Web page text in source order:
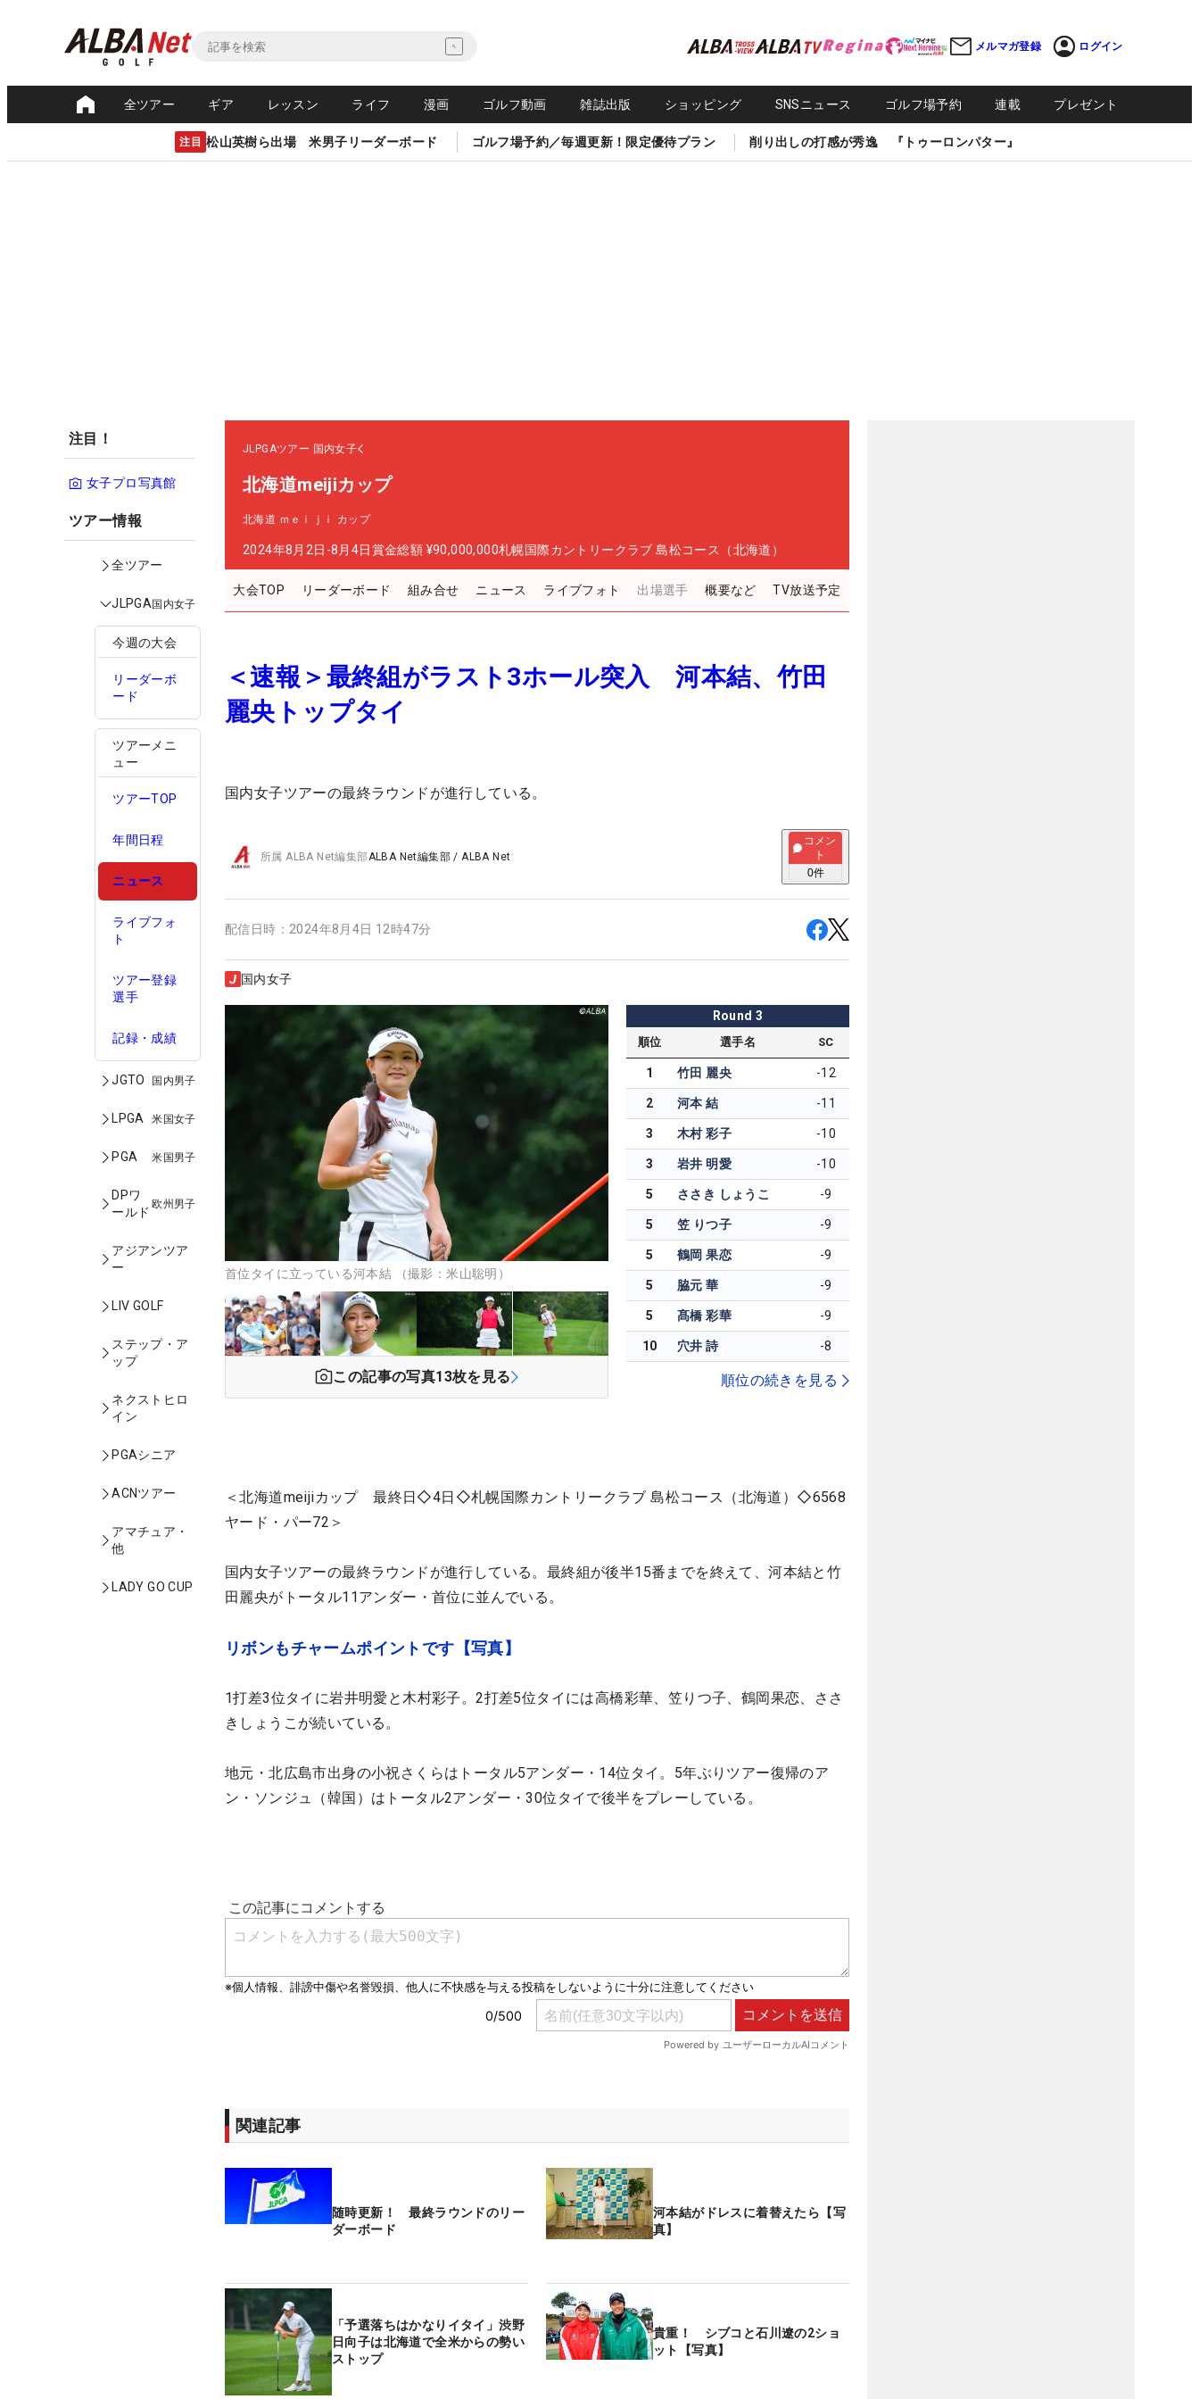
メルマガ登録 ログイン
全ツアー ギア レッスン ライフ 漫画 ゴルフ動画 雑誌出版 ショッピング SNSニュース ゴルフ場予約 連載 プレゼント
注目 松山英樹ら出場 米男子リーダーボード ゴルフ場予約／毎週更新！限定優待プラン 削り出しの打感が秀逸 『トゥーロンパター』
注目！
女子プロ写真館
ツアー情報
全ツアー
JLPGA国内女子
今週の大会
リーダーボ
ード
ツアーメニ
ュー
ツアーTOP
年間日程
ニュース
ライブフォ
ト
ツアー登録
選手
記録・成績
JGTO 国内男子
LPGA 米国女子
PGA 米国男子
DPワ
ールド
欧州男子
アジアンツア
ー
LIV GOLF
ステップ・ア
ップ
ネクストヒロ
イン
PGAシニア
ACNツアー
アマチュア・
他
LADY GO CUP
JLPGAツアー 国内女子
北海道meijiカップ
北海道 ｍｅｉｊｉ カップ
2024年8月2日-8月4日賞金総額 ¥90,000,000札幌国際カントリークラブ 島松コース（北海道）
大会TOP リーダーボード 組み合せ ニュース ライブフォト 出場選手 概要など TV放送予定
＜速報＞最終組がラスト3ホール突入 河本結、竹田
麗央トップタイ
国内女子ツアーの最終ラウンドが進行している。
所属ALBA Net編集部ALBA Net編集部 /ALBA Net
コメン
ト
0件
配信日時： 2024年8月4日 12時47分
国内女子
首位タイに立っている河本結 （撮影：米山聡明）
この記事の写真13枚を見る
Round 3
順位 選手名 SC
1 竹田 麗央 -12
2 河本 結 -11
3 木村 彩子 -10
3 岩井 明愛 -10
5 ささき しょうこ -9
5 笠 りつ子 -9
5 鶴岡 果恋 -9
5 脇元 華 -9
5 髙橋 彩華 -9
10 穴井 詩 -8
順位の続きを見る
＜北海道meijiカップ 最終日◇4日◇札幌国際カントリークラブ 島松コース（北海道）◇6568
ヤード・パー72＞
国内女子ツアーの最終ラウンドが進行している。最終組が後半15番までを終えて、河本結と竹
田麗央がトータル11アンダー・首位に並んでいる。
リボンもチャームポイントです【写真】
1打差3位タイに岩井明愛と木村彩子。2打差5位タイには高橋彩華、笠りつ子、鶴岡果恋、ささ
きしょうこが続いている。
地元・北広島市出身の小祝さくらはトータル5アンダー・14位タイ。5年ぶりツアー復帰のア
ン・ソンジュ（韓国）はトータル2アンダー・30位タイで後半をプレーしている。
関連記事
随時更新！ 最終ラウンドのリー
ダーボード
河本結がドレスに着替えたら【写
真】
「予選落ちはかなりイタイ」渋野
日向子は北海道で全米からの勢い
ストップ
貴重！ シブコと石川遼の2ショ
ット【写真】